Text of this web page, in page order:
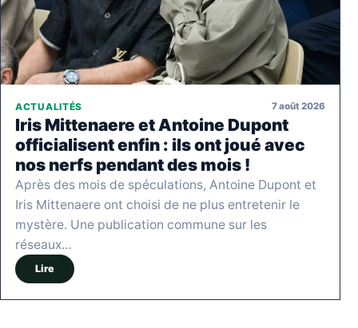
ACTUALITÉS 7 août 2026
Iris Mittenaere et Antoine Dupont
officialisent enfin : ils ont joué avec
nos nerfs pendant des mois !
Après des mois de spéculations, Antoine Dupont et
Iris Mittenaere ont choisi de ne plus entretenir le
mystère. Une publication commune sur les
réseaux…
Lire